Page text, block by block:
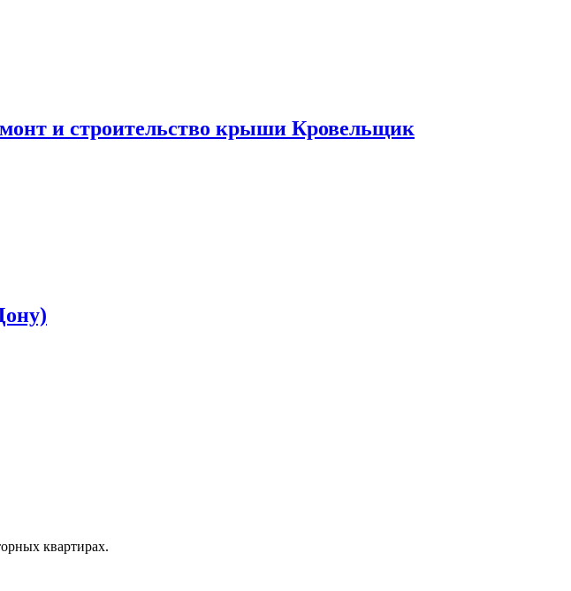
и строительство крыши Кровельщик
квартирах.